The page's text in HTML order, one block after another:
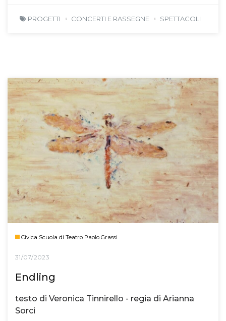
PROGETTI CONCERTI E RASSEGNE SPETTACOLI
Civica Scuola di Teatro Paolo Grassi
31/07/2023
Endling
testo di Veronica Tinnirello - regia di Arianna
Sorci